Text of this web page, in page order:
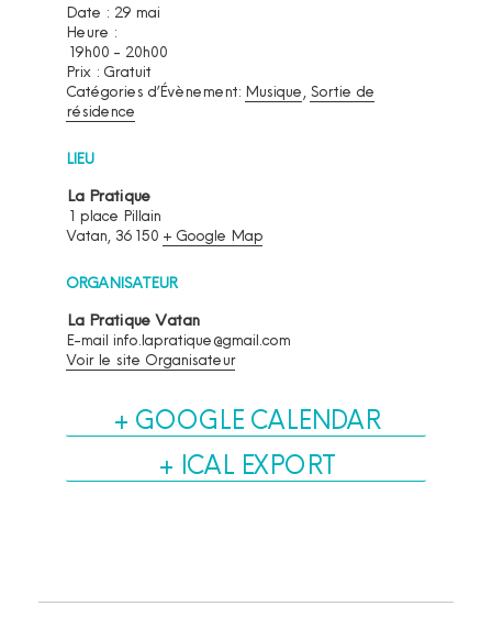
Date : 29 mai
Heure :
19h00 - 20h00
Prix : Gratuit
Catégories d’Évènement: Musique, Sortie de
résidence
LIEU
La Pratique
1 place Pillain
Vatan, 36150 + Google Map
ORGANISATEUR
La Pratique Vatan
E-mail info.lapratique@gmail.com
Voir le site Organisateur
+ GOOGLE CALENDAR
+ ICAL EXPORT